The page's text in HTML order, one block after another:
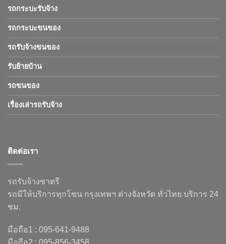
รถกระบะรับจ้าง
รถกระบะขนของ
รถรับจ้างขนของ
รับย้ายบ้าน
รถขนของ
เรื่องเล่ารถรับจ้าง
ติดต่อเรา
รถรับจ้างชาตรี
รถมีให้บริการทุกโซน กรุงเทพฯ ต่างจังหวัด ทั่วไทย บริการ 24
ชม.
มือถือ1 : 095-641-9488